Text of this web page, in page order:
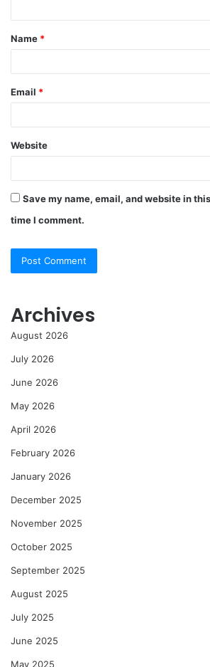
t
*
Name *
Email *
Website
Save my name, email, and website in
time I comment.
Archives
August 2026
July 2026
June 2026
May 2026
April 2026
February 2026
January 2026
December 2025
November 2025
October 2025
September 2025
August 2025
July 2025
June 2025
May 2025